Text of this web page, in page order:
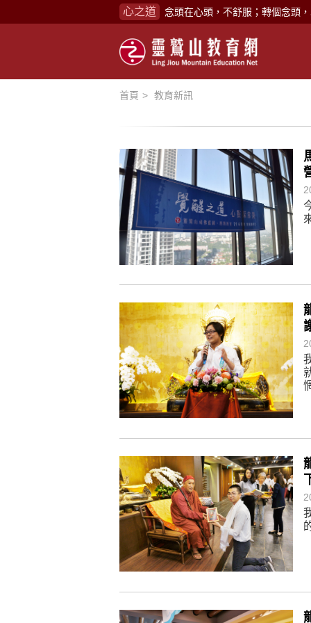
心之道 煩惱如同下雨，當雨過天晴，雨
懂得消化煩惱，便能讓生活自在
負面是惡業，消極是惡業，悲觀
學佛，就是學著拭去塵埃。
不要看小小的慈悲，它是無盡的
禪修，讓思緒單純，讓靈性清楚
念頭在心頭，不舒服；轉個念頭
煩惱如同下雨，當雨過天晴，雨
生命是不斷流動地，安靜下來，
不執著、不妄想，當下即圓滿。
首頁 教育新訊